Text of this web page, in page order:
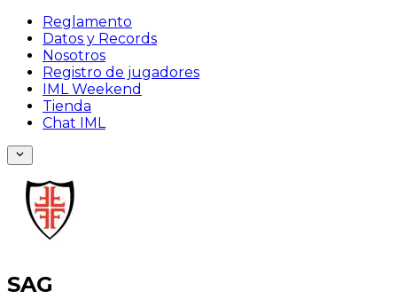
Reglamento
Datos y Records
Nosotros
Registro de jugadores
IML Weekend
Tienda
Chat IML
SAG